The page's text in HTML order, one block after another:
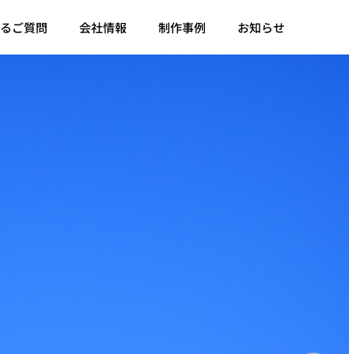
ご質問 会社情報 制作事例 お知らせ